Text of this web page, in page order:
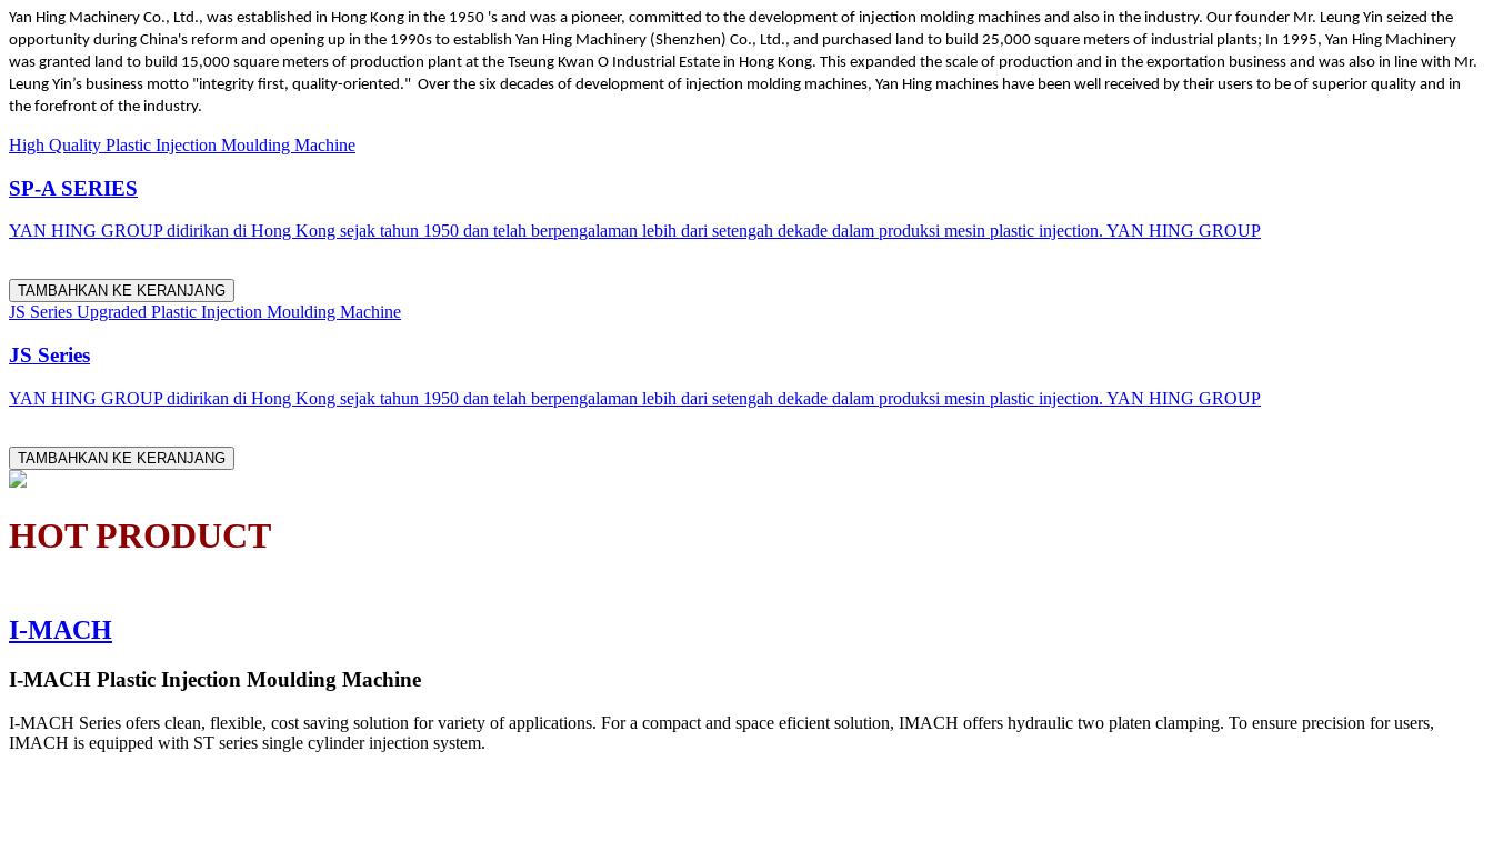
Yan Hing Machinery Co., Ltd., was established in Hong Kong in the 1950 's and was a pioneer, committed to the development of injection molding machines and also in the industry. Our founder Mr. Leung Yin seized the
opportunity during China's reform and opening up in the 1990s to establish Yan Hing Machinery (Shenzhen) Co., Ltd., and purchased land to build 25,000 square meters of industrial plants; In 1995, Yan Hing Machinery
was granted land to build 15,000 square meters of production plant at the Tseung Kwan O Industrial Estate in Hong Kong. This expanded the scale of production and in the exportation business and was also in line with Mr.
Leung Yin’s business motto "integrity first, quality-oriented." Over the six decades of development of injection molding machines, Yan Hing machines have been well received by their users to be of superior quality and in
the forefront of the industry.
High Quality Plastic Injection Moulding Machine
SP-A SERIES
YAN HING GROUP didirikan di Hong Kong sejak tahun 1950 dan telah berpengalaman lebih dari setengah dekade dalam produksi mesin plastic injection. YAN HING GROUP
TAMBAHKAN KE KERANJANG
JS Series Upgraded Plastic Injection Moulding Machine
JS Series
YAN HING GROUP didirikan di Hong Kong sejak tahun 1950 dan telah berpengalaman lebih dari setengah dekade dalam produksi mesin plastic injection. YAN HING GROUP
TAMBAHKAN KE KERANJANG
HOT PRODUCT
I-MACH
I-MACH Plastic Injection Moulding Machine
I-MACH Series ofers clean, flexible, cost saving solution for variety of applications. For a compact and space eficient solution, IMACH offers hydraulic two platen clamping. To ensure precision for users,
IMACH is equipped with ST series single cylinder injection system.